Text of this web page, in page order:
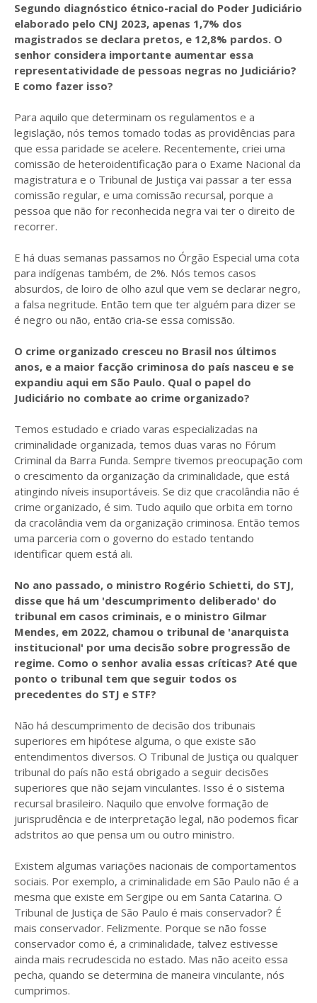
Segundo diagnóstico étnico-racial do Poder Judiciário
elaborado pelo CNJ 2023, apenas 1,7% dos
magistrados se declara pretos, e 12,8% pardos. O
senhor considera importante aumentar essa
representatividade de pessoas negras no Judiciário?
E como fazer isso?
Para aquilo que determinam os regulamentos e a
legislação, nós temos tomado todas as providências para
que essa paridade se acelere. Recentemente, criei uma
comissão de heteroidentificação para o Exame Nacional da
magistratura e o Tribunal de Justiça vai passar a ter essa
comissão regular, e uma comissão recursal, porque a
pessoa que não for reconhecida negra vai ter o direito de
recorrer.
E há duas semanas passamos no Órgão Especial uma cota
para indígenas também, de 2%. Nós temos casos
absurdos, de loiro de olho azul que vem se declarar negro,
a falsa negritude. Então tem que ter alguém para dizer se
é negro ou não, então cria-se essa comissão.
O crime organizado cresceu no Brasil nos últimos
anos, e a maior facção criminosa do país nasceu e se
expandiu aqui em São Paulo. Qual o papel do
Judiciário no combate ao crime organizado?
Temos estudado e criado varas especializadas na
criminalidade organizada, temos duas varas no Fórum
Criminal da Barra Funda. Sempre tivemos preocupação com
o crescimento da organização da criminalidade, que está
atingindo níveis insuportáveis. Se diz que cracolândia não é
crime organizado, é sim. Tudo aquilo que orbita em torno
da cracolândia vem da organização criminosa. Então temos
uma parceria com o governo do estado tentando
identificar quem está ali.
No ano passado, o ministro Rogério Schietti, do STJ,
disse que há um 'descumprimento deliberado' do
tribunal em casos criminais, e o ministro Gilmar
Mendes, em 2022, chamou o tribunal de 'anarquista
institucional' por uma decisão sobre progressão de
regime. Como o senhor avalia essas críticas? Até que
ponto o tribunal tem que seguir todos os
precedentes do STJ e STF?
Não há descumprimento de decisão dos tribunais
superiores em hipótese alguma, o que existe são
entendimentos diversos. O Tribunal de Justiça ou qualquer
tribunal do país não está obrigado a seguir decisões
superiores que não sejam vinculantes. Isso é o sistema
recursal brasileiro. Naquilo que envolve formação de
jurisprudência e de interpretação legal, não podemos ficar
adstritos ao que pensa um ou outro ministro.
Existem algumas variações nacionais de comportamentos
sociais. Por exemplo, a criminalidade em São Paulo não é a
mesma que existe em Sergipe ou em Santa Catarina. O
Tribunal de Justiça de São Paulo é mais conservador? É
mais conservador. Felizmente. Porque se não fosse
conservador como é, a criminalidade, talvez estivesse
ainda mais recrudescida no estado. Mas não aceito essa
pecha, quando se determina de maneira vinculante, nós
cumprimos.